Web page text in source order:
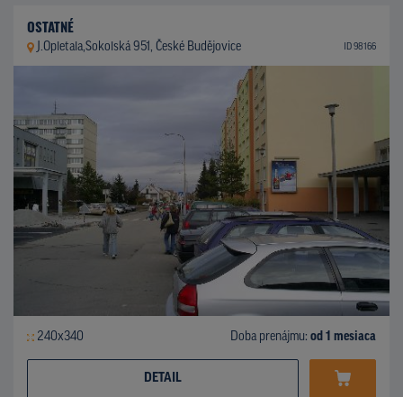
OSTATNÉ
J.Opletala,Sokolská 951, České Budějovice ID 98166
240x340 Doba prenájmu: od 1 mesiaca
DETAIL